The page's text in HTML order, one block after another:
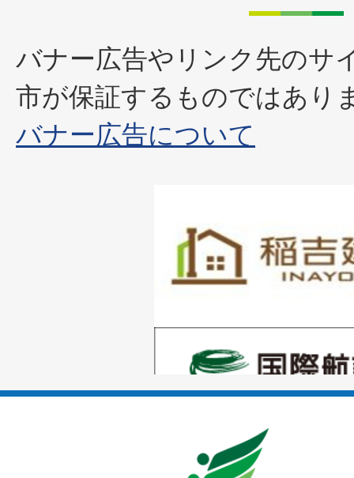
バナー広告やリンク先のサ
市が保証するものではあり
バナー広告について
枚
目
ラ
枚